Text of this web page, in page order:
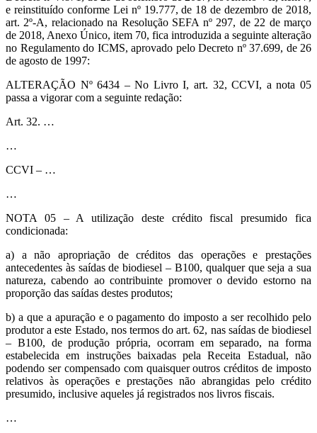
e reinstituído conforme Lei nº 19.777, de 18 de dezembro de 2018,
art. 2º-A, relacionado na Resolução SEFA nº 297, de 22 de março
de 2018, Anexo Único, item 70, fica introduzida a seguinte alteração
no Regulamento do ICMS, aprovado pelo Decreto nº 37.699, de 26
de agosto de 1997:
ALTERAÇÃO Nº 6434 – No Livro I, art. 32, CCVI, a nota 05
passa a vigorar com a seguinte redação:
Art. 32. …
…
CCVI – …
…
NOTA 05 – A utilização deste crédito fiscal presumido fica
condicionada:
a) a não apropriação de créditos das operações e prestações
antecedentes às saídas de biodiesel – B100, qualquer que seja a sua
natureza, cabendo ao contribuinte promover o devido estorno na
proporção das saídas destes produtos;
b) a que a apuração e o pagamento do imposto a ser recolhido pelo
produtor a este Estado, nos termos do art. 62, nas saídas de biodiesel
– B100, de produção própria, ocorram em separado, na forma
estabelecida em instruções baixadas pela Receita Estadual, não
podendo ser compensado com quaisquer outros créditos de imposto
relativos às operações e prestações não abrangidas pelo crédito
presumido, inclusive aqueles já registrados nos livros fiscais.
…